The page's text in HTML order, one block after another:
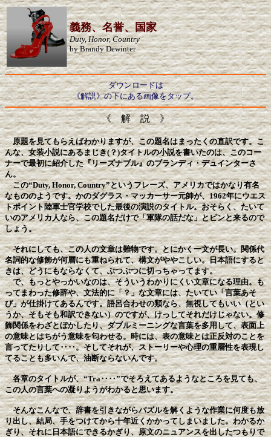
義務、名誉、国家
Duty, Honor, Country
by Brandy Dewinter
ダウンロードは
《解説》の下にある画像をタップ。
《 解 説 》
原題を見てもらえばわかりますが、この題名はまったくの直訳です。こ
んな、女装小説にあるまじき(？)タイトルの小説を書いたのは、このコー
ナーで最初に紹介した『リーズナブル』のブランディ・デュインターさ
ん。
この“Duty, Honor, Country”というフレーズ、アメリカではかなり有名
なもののようです。かのダグラス・マッカーサー元帥が、1962年にウエス
トポイント陸軍士官学校でした最後の演説のタイトル。おそらく、たいて
いのアメリカ人なら、この題名だけで「軍隊の話だな」とピンと来るので
しょう。
それにしても、この人の文章は難物です。とにかく一文が長い。関係代
名詞的な修飾が何層にも重ねられて、構文がややこしい。日本語にすると
きは、どうにもならなくて、ぶつぶつに切っちゃってます。
で、もっとやっかいなのは、そういうわかりにくい文章になる理由。も
ってまわった修辞や、文法的に「？」な文章には、たいてい「言葉あそ
び」が仕掛けてあるんです。語呂合わせの類なら、無視してもいい（とい
うか、そもそも和訳できない）のですが、けっしてそれだけじゃない。修
飾関係をわざとぼかしたり、ダブルミーニングな言葉を多用して、表面上
の意味とはちがう意味を匂わせる。時には、表の意味とは正反対のことを
言ってたりして‥‥。そしてそれが、ストーリーや心理の重層性を表現し
てることも多いんで、油断ならないんです。
各章のタイトルが、“Tra‥‥”でそろえてあるようなところを見ても、
この人の言葉への凝りようがわかると思います。
そんなこんなで、辞書を引きながらパズルを解くような作業に何度も放
り出し、結局、手をつけてから十年近くかかってしまいました。わかるか
ぎり、それに日本語にできるかぎり、原文のニュアンスを出したつもりで